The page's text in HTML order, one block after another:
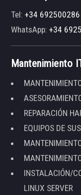
Tel:+34 692500286
WhatsApp:+34
Mantenimiento
REPARACIÓN
EQUIPOS DE
INSTALACIÓN/
LINUX SERVER